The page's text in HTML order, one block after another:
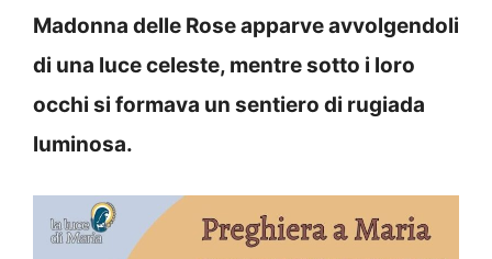
Madonna delle Rose apparve avvolgendoli
di una luce celeste, mentre sotto i loro
occhi si formava un sentiero di rugiada
luminosa.